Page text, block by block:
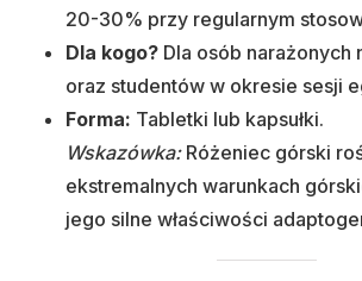
20-30% przy regularnym
Dla kogo? Dla osób narażonych
oraz studentów w okresie sesji
Forma: Tabletki lub kapsułki.
Wskazówka:Różeniec górski
ekstremalnych warunkach
jego silne właściwości